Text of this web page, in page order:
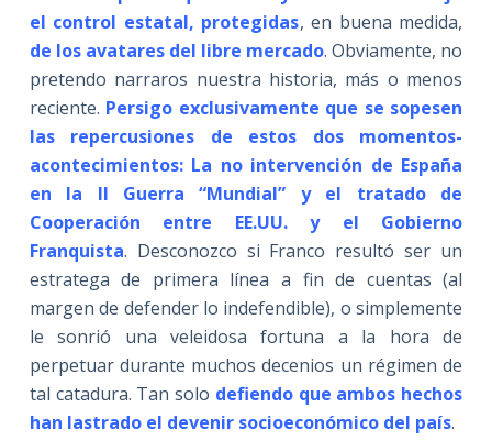
el control estatal, protegidas, en buena medida,
de los avatares del libre mercado. Obviamente, no
pretendo narraros nuestra historia, más o menos
reciente. Persigo exclusivamente que se sopesen
las repercusiones de estos dos momentos-
acontecimientos: La no intervención de España
en la II Guerra “Mundial” y el tratado de
Cooperación entre EE.UU. y el Gobierno
Franquista. Desconozco si Franco resultó ser un
estratega de primera línea a fin de cuentas (al
margen de defender lo indefendible), o simplemente
le sonrió una veleidosa fortuna a la hora de
perpetuar durante muchos decenios un régimen de
tal catadura. Tan solo defiendo que ambos hechos
han lastrado el devenir socioeconómico del país.